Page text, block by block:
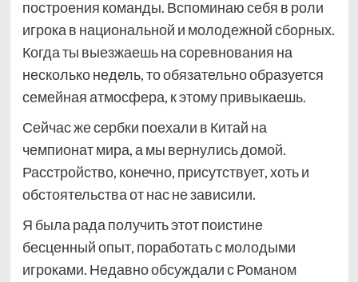
построения команды. Вспоминаю себя в роли
игрока в национальной и молодежной сборных.
Когда ты выезжаешь на соревнования на
несколько недель, то обязательно образуется
семейная атмосфера, к этому привыкаешь.
Сейчас же сербки поехали в Китай на
чемпионат мира, а мы вернулись домой.
Расстройство, конечно, присутствует, хоть и
обстоятельства от нас не зависили.
Я была рада получить этот поистине
бесценный опыт, поработать с молодыми
игроками. Недавно обсуждали с Романом